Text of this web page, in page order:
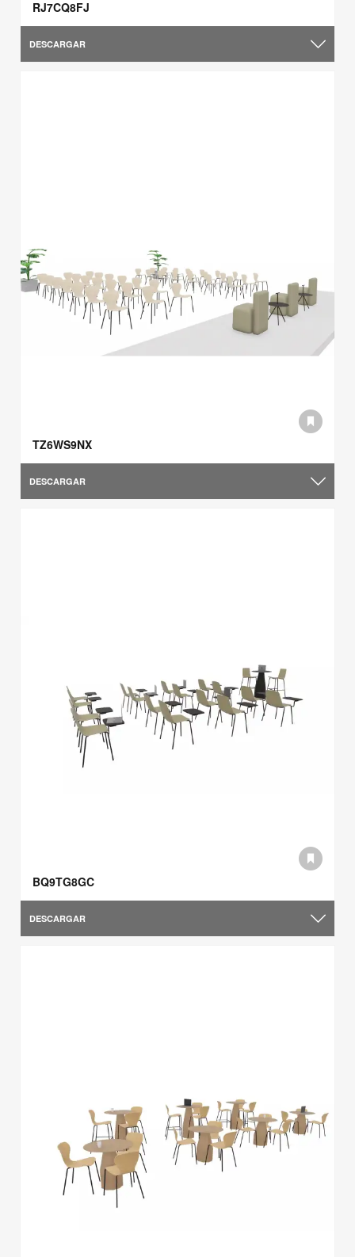
RJ7CQ8FJ
DESCARGAR
TZ6WS9NX
DESCARGAR
BQ9TG8GC
DESCARGAR